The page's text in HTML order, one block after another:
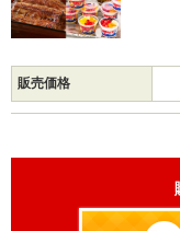
販売価格